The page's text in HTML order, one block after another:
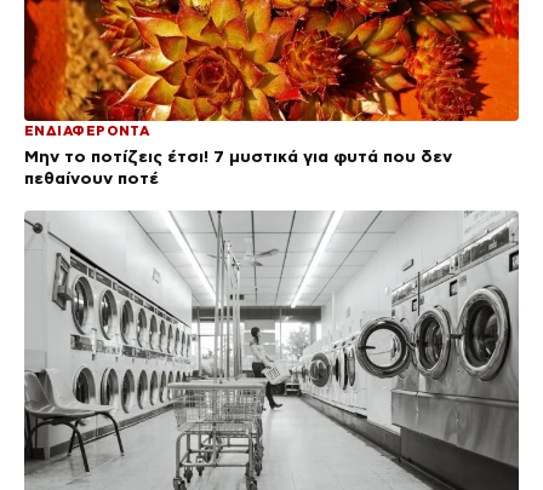
ΕΝΔΙΑΦΕΡΟΝΤΑ
Μην το ποτίζεις έτσι! 7 μυστικά για φυτά που δεν
πεθαίνουν ποτέ